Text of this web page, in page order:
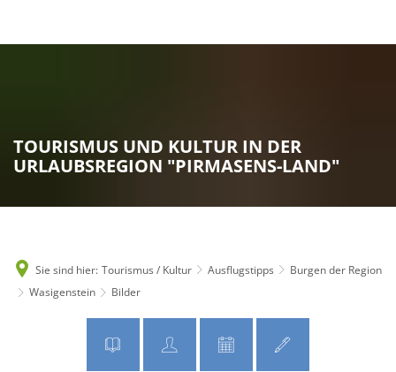
TOURISMUS UND KULTUR IN DER
URLAUBSREGION "PIRMASENS-LAND"
Sie sind hier: Tourismus / Kultur Ausflugstipps
Burgen der Region
Wasigenstein
Bilder